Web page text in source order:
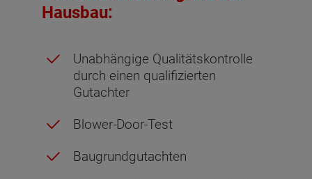
Hausbau:
Unabhängige Qualitätskontrolle
durch einen qualifizierten
Gutachter
Blower-Door-Test
Baugrundgutachten